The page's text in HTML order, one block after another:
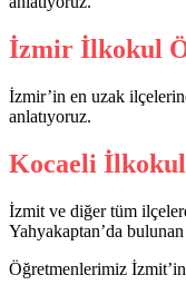
İzmir İlkokul
İzmir’in en uzak
anlatıyoruz.
Kocaeli
İzmit ve diğer tüm
Yahyakaptan’da
Öğretmenlerimiz